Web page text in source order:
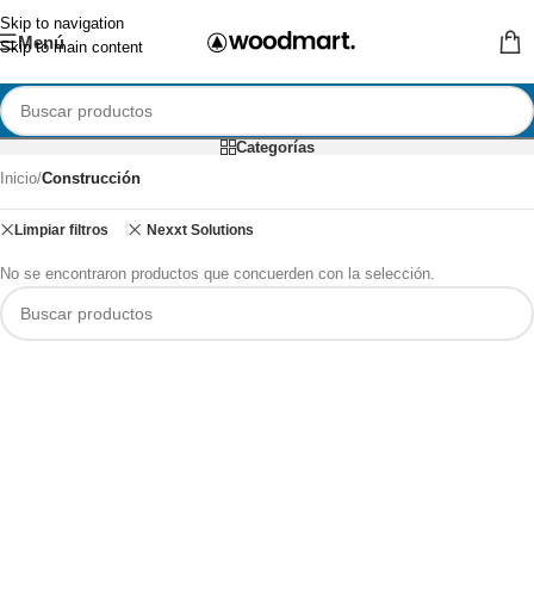
Skip to navigation
Skip to main content
Menú
Categorías
Inicio/Construcción
Limpiar filtros Nexxt Solutions
No se encontraron productos que concuerden con la selección.